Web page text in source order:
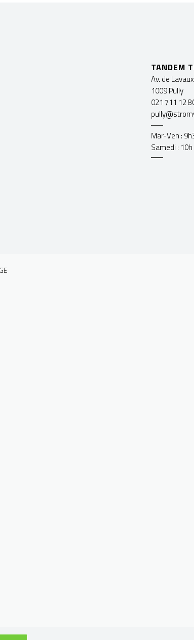
TANDEM
Av. de
1009 Pully
021 711 12
Mar-Ven :
Samedi :